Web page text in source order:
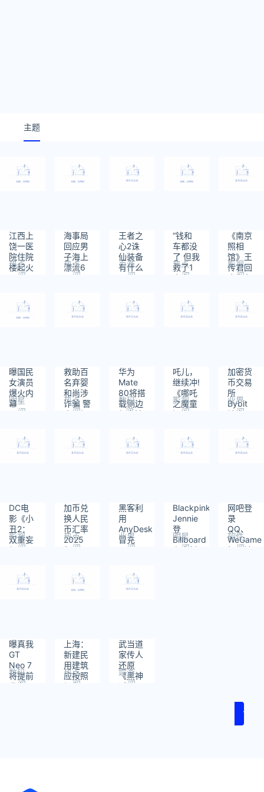
主题
江西上
饶一医
院住院
楼起火
热点
阅
274
海事局
回应男
子海上
漂流6
热点
阅
137
王者之
心2诛
仙装备
有什么
用？
页游
阅
“钱和
车都没
了 但我
救了1
个人”
热点
阅
339
《南京
照相
馆》王
传君回
应角色
有责任
去完成
影视
阅
381
曝国民
女演员
爆火内
幕
明星
阅
301
救助百
名弃婴
和尚涉
诈骗 警
方通报
热点
阅
237
华为
Mate
80将搭
载侧边
超声波
概率12
月上市
数码
阅
吒儿，
继续冲!
《哪吒
之魔童
闹海》
期至
5.31
影视
阅
322
加密货
币交易
所
Bybit
被盗14
后续：
朝鲜黑
客入侵
业界
阅
451
DC电
影《小
丑2：
双重妄
想》2
上线腾
讯视
频：菲
主演
影视
阅
442
加币兑
换人民
币汇率
2025
年1月
热点
阅
403
黑客利
用
AnyDesk
冒充
CERT-
起网络
攻击
业界
阅
Blackpink
Jennie
登
Billboard
杂志封
明星
阅
网吧登
录
QQ、
WeGame
担心被
软件
阅
曝真我
GT
Neo 7
将提前
发布 配
数码
阅
上海：
新建民
用建筑
应按照
绿色民
热点
阅
武当道
家传人
还原
《黑神
话》：
端游
阅
1